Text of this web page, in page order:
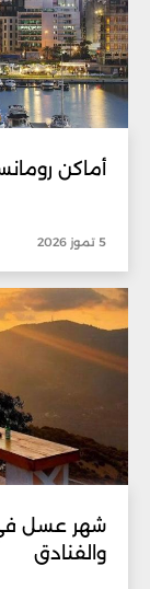
أماكن
5 تموز 2026
شهر عسل في
والفنادق